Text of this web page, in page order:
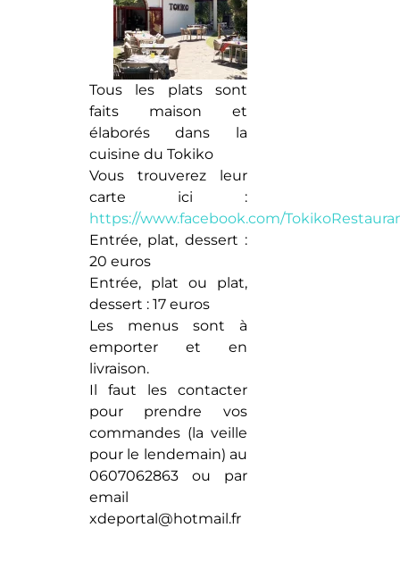
Tous les plats sont
faits maison et
élaborés dans la
cuisine du Tokiko
Vous trouverez leur
carte ici :
https://www.facebook.com/
Entrée, plat, dessert :
20 euros
Entrée, plat ou plat,
dessert : 17 euros
Les menus sont à
emporter et en
livraison.
Il faut les contacter
pour prendre vos
commandes (la veille
pour le lendemain) au
0607062863 ou par
email
xdeportal@hotmail.fr